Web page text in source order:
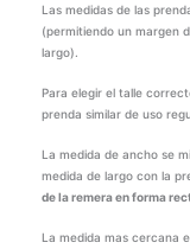
Las medidas de las
(permitiendo un margen
largo).
Para elegir el talle
prenda similar de uso
La medida de ancho se
medida de largo con la
de la remera en forma
La medida mas cercana